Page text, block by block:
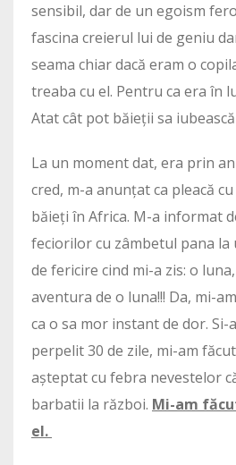
sensibil, dar de un egoism
fascina creierul lui de geniu
seama chiar dacă eram o
treaba cu el. Pentru ca era în
Atat cât pot băieții sa
La un moment dat, era prin
cred, m-a anunțat ca pleacă
băieți în Africa. M-a informat
feciorilor cu zâmbetul pana la
de fericire cind mi-a zis: o
aventura de o luna!!! Da, mi-
ca o sa mor instant de dor. Si-
perpelit 30 de zile, mi-am
așteptat cu febra nevestelor
barbatii la război. Mi-am
el.